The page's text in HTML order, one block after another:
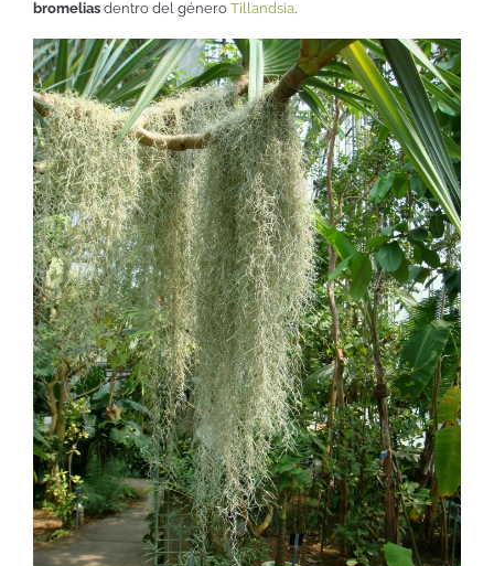
bromelias dentro del género Tillandsia.